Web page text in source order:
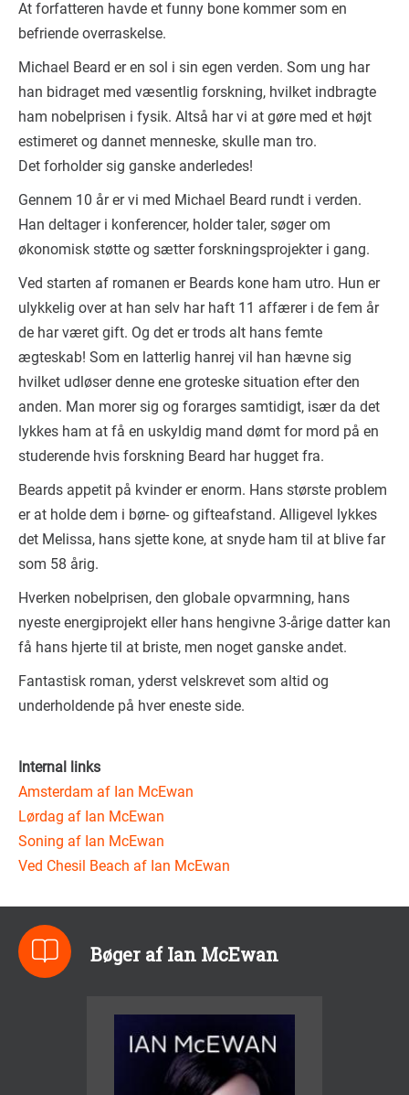
At forfatteren havde et funny bone kommer som en
befriende overraskelse.
Michael Beard er en sol i sin egen verden. Som ung har
han bidraget med væsentlig forskning, hvilket indbragte
ham nobelprisen i fysik. Altså har vi at gøre med et højt
estimeret og dannet menneske, skulle man tro.
Det forholder sig ganske anderledes!
Gennem 10 år er vi med Michael Beard rundt i verden.
Han deltager i konferencer, holder taler, søger om
økonomisk støtte og sætter forskningsprojekter i gang.
Ved starten af romanen er Beards kone ham utro. Hun er
ulykkelig over at han selv har haft 11 affærer i de fem år
de har været gift. Og det er trods alt hans femte
ægteskab! Som en latterlig hanrej vil han hævne sig
hvilket udløser denne ene groteske situation efter den
anden. Man morer sig og forarges samtidigt, især da det
lykkes ham at få en uskyldig mand dømt for mord på en
studerende hvis forskning Beard har hugget fra.
Beards appetit på kvinder er enorm. Hans største problem
er at holde dem i børne- og gifteafstand. Alligevel lykkes
det Melissa, hans sjette kone, at snyde ham til at blive far
som 58 årig.
Hverken nobelprisen, den globale opvarmning, hans
nyeste energiprojekt eller hans hengivne 3-årige datter kan
få hans hjerte til at briste, men noget ganske andet.
Fantastisk roman, yderst velskrevet som altid og
underholdende på hver eneste side.
Internal links
Amsterdam af Ian McEwan
Lørdag af Ian McEwan
Soning af Ian McEwan
Ved Chesil Beach af Ian McEwan
Bøger af Ian McEwan